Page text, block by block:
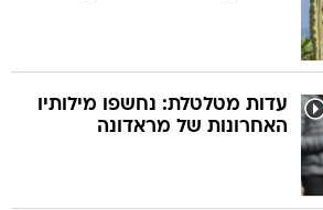
עדות מטלטלת: נחשפו מילותיו
האחרונות של מראדונה